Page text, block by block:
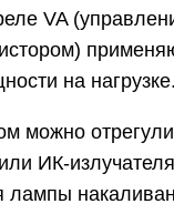
достаточной
реле. При
включения
управления